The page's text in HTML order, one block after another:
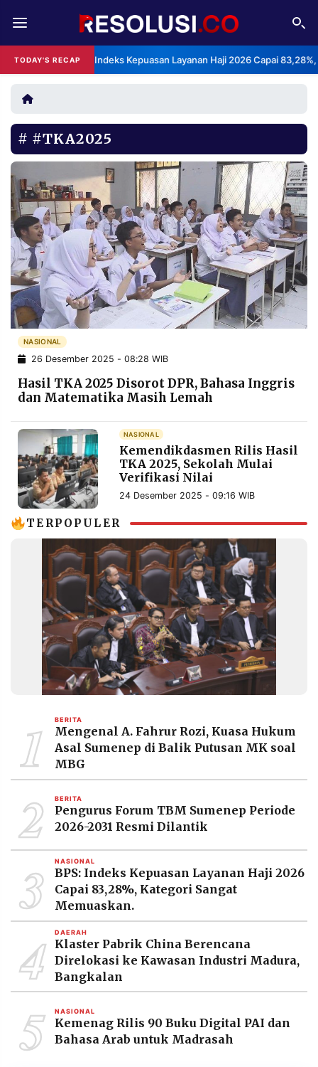
TODAY'S RECAP
BPS: Indeks Kepuasan Layanan Haji 2026 Capai 83,28%,
REDAKSI TENTANG
RESOLUSI IKLAN
RUBRIKASI
EDITORIAL AKSARA
FINANSIA PERSONA
DAERAH NASIONAL
MANCA SPORT
INFORMASI
PRIVACY
POLICY
BERITA
WARGA
INFORMASI
IKLAN
KIRIM
PENGADUAN TERM
OF
IKUTI
KAMI
RESOLUSI
MEDIA
PRAMUDITA
Resolusi.co
2026
PT.
RESOLUSI
PRAMUDITA
#TKA2025
NASIONAL
26 Desember 2025 - 08:28 WIB
Hasil TKA 2025 Disorot DPR, Bahasa Inggris
dan Matematika Masih Lemah
NASIONAL
Kemendikdasmen Rilis Hasil
TKA 2025, Sekolah Mulai
Verifikasi Nilai
24 Desember 2025 - 09:16 WIB
TERPOPULER
1 BERITA
Mengenal A. Fahrur Rozi, Kuasa Hukum
Asal Sumenep di Balik Putusan MK soal
MBG
2 BERITA
Pengurus Forum TBM Sumenep Periode
2026-2031 Resmi Dilantik
3 NASIONAL
BPS: Indeks Kepuasan Layanan Haji 2026
Capai 83,28%, Kategori Sangat
Memuaskan.
4 DAERAH
Klaster Pabrik China Berencana
Direlokasi ke Kawasan Industri Madura,
Bangkalan
5 NASIONAL
Kemenag Rilis 90 Buku Digital PAI dan
Bahasa Arab untuk Madrasah